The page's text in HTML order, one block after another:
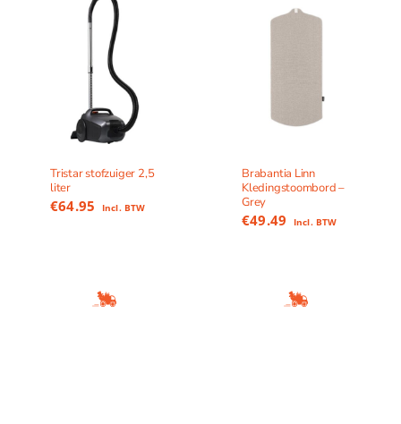
Tristar stofzuiger 2,5
liter
€64.95 Incl. BTW
Brabantia Linn
Kledingstoombord –
Grey
€49.49 Incl. BTW